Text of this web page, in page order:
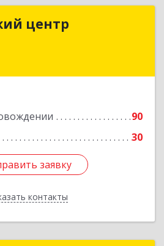
центр
90
30
заявку
контакты
центр
Подробнее
заявку
Назад